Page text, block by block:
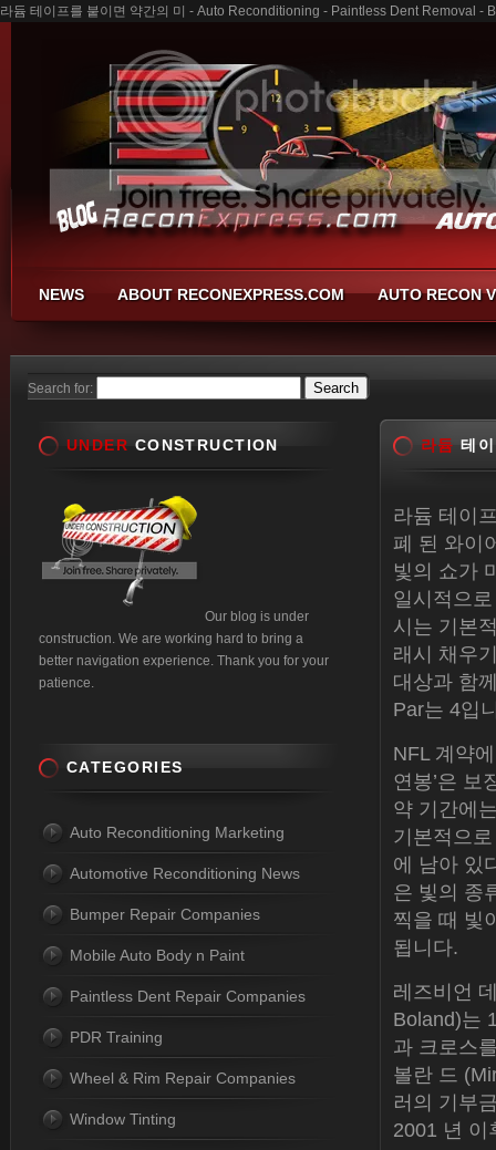
라듐 테이프를 붙이면 약간의 미 - Auto Reconditioning - Paintless Dent Removal -
NEWS ABOUT RECONEXPRESS.COM AUTO RECON
Search for:
라듐 테
라듐 테이
폐 된 와이
빛의 쇼가
일시적으
시는 기본
래시 채우
대상과 함
Par는 4입
NFL 계약
연봉’은 보
약 기간에
기본적으
에 남아 있
은 빛의 종
찍을 때 빛
됩니다.
레즈비언
Boland)는
과 크로스
볼란 드
러의 기부
2001 년 이
UNDER CONSTRUCTION
Our blog is under
construction. We are working hard to bring a
better navigation experience. Thank you for your
patience.
CATEGORIES
Auto Reconditioning Marketing
Automotive Reconditioning News
Bumper Repair Companies
Mobile Auto Body n Paint
Paintless Dent Repair Companies
PDR Training
Wheel & Rim Repair Companies
Window Tinting